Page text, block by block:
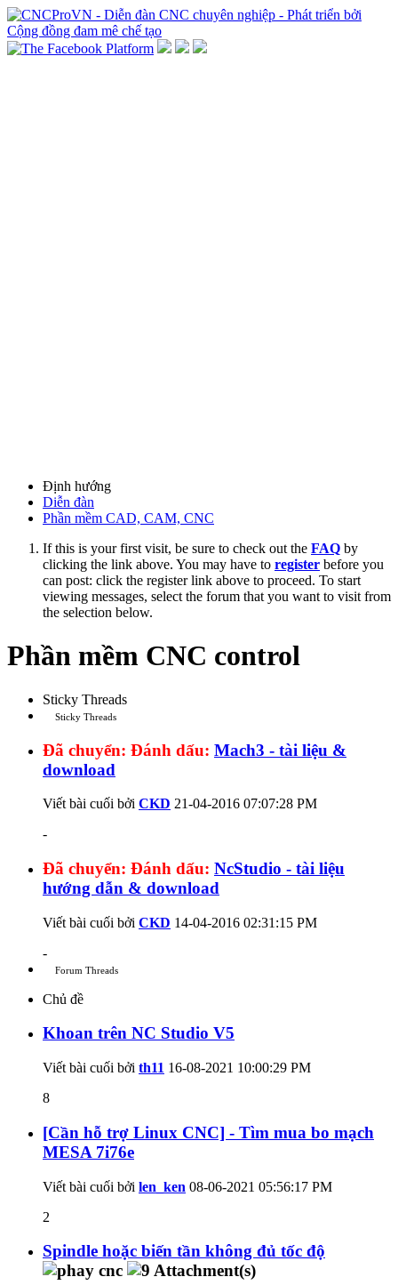
Định hướng
Diễn đàn
Phần mềm CAD, CAM, CNC
If this is your first visit, be sure to check out the FAQ by
clicking the link above. You may have to register before you
can post: click the register link above to proceed. To start
viewing messages, select the forum that you want to visit from
the selection below.
Phần mềm CNC control
Sticky Threads
Sticky Threads
Đã chuyển: Đánh dấu: Mach3 - tài liệu &
download
Viết bài cuối bởi CKD 21-04-2016 07:07:28 PM
-
Đã chuyển: Đánh dấu: NcStudio - tài liệu
hướng dẫn & download
Viết bài cuối bởi CKD 14-04-2016 02:31:15 PM
-
Forum Threads
Chủ đề
Khoan trên NC Studio V5
Viết bài cuối bởi th11 16-08-2021 10:00:29 PM
8
[Cần hỗ trợ Linux CNC] - Tìm mua bo mạch
MESA 7i76e
Viết bài cuối bởi len_ken 08-06-2021 05:56:17 PM
2
Spindle hoặc biến tần không đủ tốc độ